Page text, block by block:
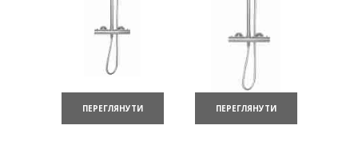
ПЕРЕГЛЯНУТИ ПЕРЕГЛЯНУТИ